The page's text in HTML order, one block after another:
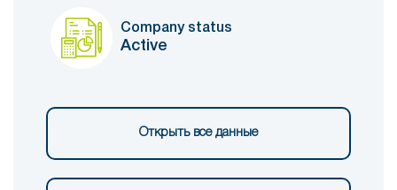
Company status
Active
Открыть все данные